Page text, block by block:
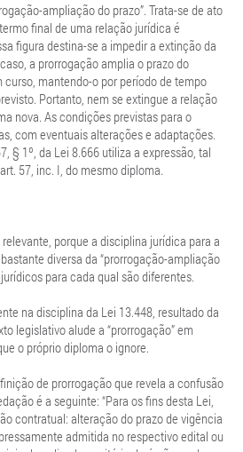
ampliação do prazo”. Trata-se de ato
final de uma relação jurídica é
figura destina-se a impedir a extinção da
a prorrogação amplia o prazo do
mantendo-o por período de tempo
Portanto, nem se extingue a relação
nova. As condições previstas para o
com eventuais alterações e adaptações.
§ 1º, da Lei 8.666 utiliza a expressão, tal
57, inc. I, do mesmo diploma.
porque a disciplina jurídica para a
diversa da “prorrogação-ampliação
para cada qual são diferentes.
na disciplina da Lei 13.448, resultado da
legislativo alude a “prorrogação” em
o próprio diploma o ignore.
de prorrogação que revela a confusão
é a seguinte: “Para os fins desta Lei,
contratual: alteração do prazo de vigência
admitida no respectivo edital ou